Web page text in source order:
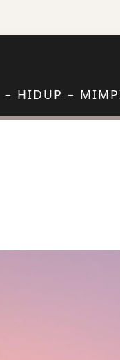
– HIDUP –